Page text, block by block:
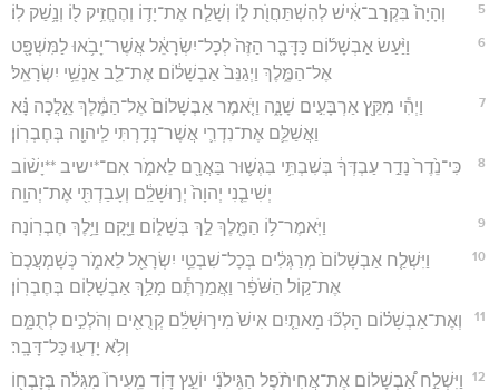
5 וְהָיָה֙ בִּקְרָב־אִ֔ישׁ לְהִשְׁתַּחֲוֺ֖ת ל֑וֹ וְשָׁלַ֧ח אֶת־יָד֛וֹ וְהֶחֱזִ֥יק ל֖וֹ וְנָ֥שַׁק לֽוֹ׃
6
וַיַּ֨עַשׂ אַבְשָׁל֜וֹם כַּדָּבָ֤ר הַזֶּה֙ לְכָל־יִשְׂרָאֵ֔ל אֲשֶׁר־יָבֹ֥אוּ לַמִּשְׁפָּ֖ט
אֶל־הַמֶּ֑לֶךְ וַיְגַנֵּב֙ אַבְשָׁל֔וֹם אֶת־לֵ֖ב אַנְשֵׁ֥י יִשְׂרָאֵֽל׃
7
וַיְהִ֕י מִקֵּ֖ץ אַרְבָּעִ֣ים שָׁנָ֑ה וַיֹּ֤אמֶר אַבְשָׁלוֹם֙ אֶל־הַמֶּ֔לֶךְ אֵ֣לֲכָה נָּ֗א
וַאֲשַׁלֵּ֛ם אֶת־נִדְרִ֛י אֲשֶׁר־נָדַ֥רְתִּי לַֽיהוָ֖ה בְּחֶבְרֽוֹן׃
8
כִּי־נֵ֙דֶר֙ נָדַ֣ר עַבְדְּךָ֔ בְּשִׁבְתִּ֥י בִגְשׁ֛וּר בַּאֲרָ֖ם לֵאמֹ֑ר אִם־*ישיב **יָשׁ֨וֹב
יְשִׁיבֵ֤נִי יְהוָה֙ יְר֣וּשָׁלִַ֔ם וְעָבַדְתִּ֖י אֶת־יְהוָֽה׃
9 וַיֹּֽאמֶר־ל֥וֹ הַמֶּ֖לֶךְ לֵ֣ךְ בְּשָׁל֑וֹם וַיָּ֖קָם וַיֵּ֥לֶךְ חֶבְרֽוֹנָה׃
10
וַיִּשְׁלַ֤ח אַבְשָׁלוֹם֙ מְרַגְּלִ֔ים בְּכָל־שִׁבְטֵ֥י יִשְׂרָאֵ֖ל לֵאמֹ֑ר כְּשָׁמְעֲכֶם֙
אֶת־ק֣וֹל הַשֹּׁפָ֔ר וַאֲמַרְתֶּ֕ם מָלַ֥ךְ אַבְשָׁל֖וֹם בְּחֶבְרֽוֹן׃
11
וְאֶת־אַבְשָׁל֗וֹם הָלְכ֞וּ מָאתַ֤יִם אִישׁ֙ מִיר֣וּשָׁלִַ֔ם קְרֻאִ֖ים וְהֹלְכִ֣ים לְתֻמָּ֑ם
וְלֹ֥א יָדְע֖וּ כָּל־דָּבָֽר׃
12
וַיִּשְׁלַ֣ח אַ֠בְשָׁלוֹם אֶת־אֲחִיתֹ֨פֶל הַגִּֽילֹנִ֜י יוֹעֵ֣ץ דָּוִ֗ד מֵֽעִירוֹ֙ מִגִּלֹ֔ה בְּזָבְח֖וֹ